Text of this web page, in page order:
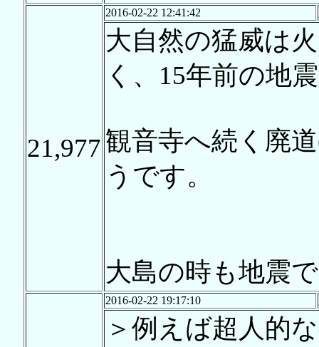
21,977
2016-02-22 12:41:42
大自然の猛威は
く、15年前の地
観音寺へ続く廃
うです。
大島の時も地震
2016-02-22 19:17:10
＞例えば超人的